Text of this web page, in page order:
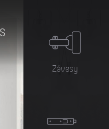
Závesy